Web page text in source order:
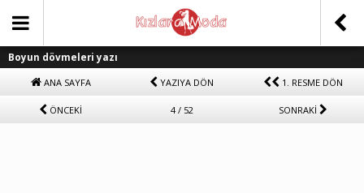
Boyun dövmeleri yazı
ANA SAYFA YAZIYA DÖN 1. RESME DÖN
ÖNCEKİ 4 / 52 SONRAKİ